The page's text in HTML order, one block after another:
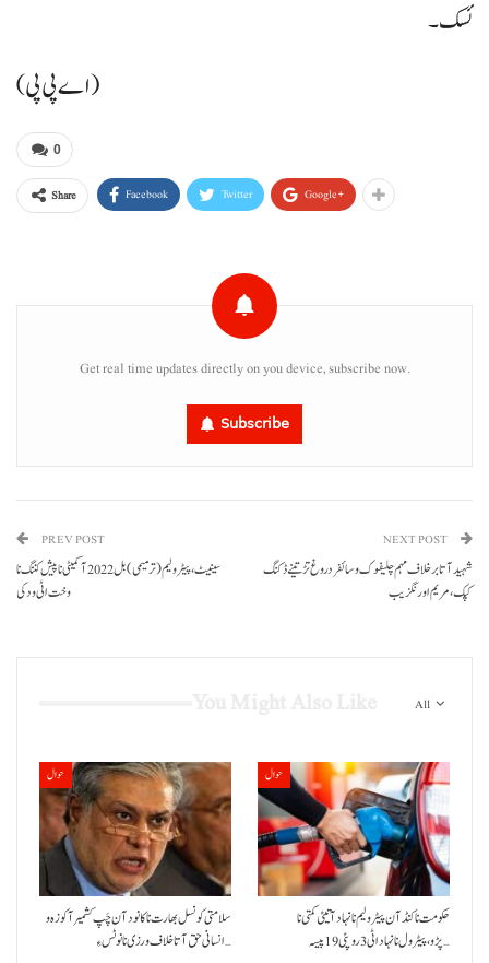
ئسک۔
(اے پی پی)
0
Share Facebook Twitter Google+
Get real time updates directly on you device, subscribe now.
Subscribe
PREV POST
سینیٹ، پیٹرولیم (ترمیمی) بل 2022 آ کمیٹی نا پیش کننگ نا
وخت اٹی ودکی
NEXT POST
شہید آتا برخلاف مہم چلیفوک و سائفر دروغ تڑتینے ڈکنگ
کپک، مریم اورنگزیب
All
حوال
سلامتی کونسل بھارت نا کانود آن چَپ کشمیر آ کوزہ و
انسانی حق آتا خلاف ورزی نا نوٹس ءِ…
حوال
حکومت نا کنڈ آن پیٹرولیم نا نہاد آتیٹی کمتی نا
پڑو،پیٹرول نا نہاد اٹی 3 روپئی 19 پیسہ…